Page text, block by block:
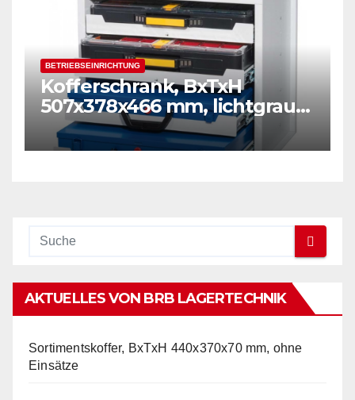
BETRIEBSEINRICHTUNG
Kofferschrank, BxTxH
507x378x466 mm, lichtgrau
RAL 7035
AKTUELLES VON BRB LAGERTECHNIK
Sortimentskoffer, BxTxH 440x370x70 mm, ohne
Einsätze